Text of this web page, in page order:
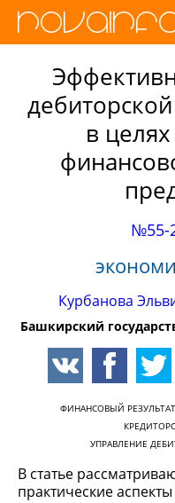
в
№55-
Курбанова
Башкирский
ФИНАНСОВЫЙ РЕЗУЛЬТАТ
УПРАВЛЕНИЕ
В статье
практические